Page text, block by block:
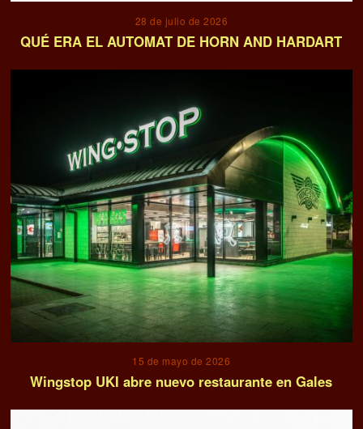
28 de julio de 2026
QUÉ ERA EL AUTOMAT DE HORN AND HARDART
15 de mayo de 2026
Wingstop UKI abre nuevo restaurante en Gales